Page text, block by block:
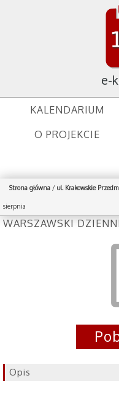
e-
KALENDARIUM
O PROJEKCIE
Strona główna / ul. Krakowskie
sierpnia
WARSZAWSKI
Opis